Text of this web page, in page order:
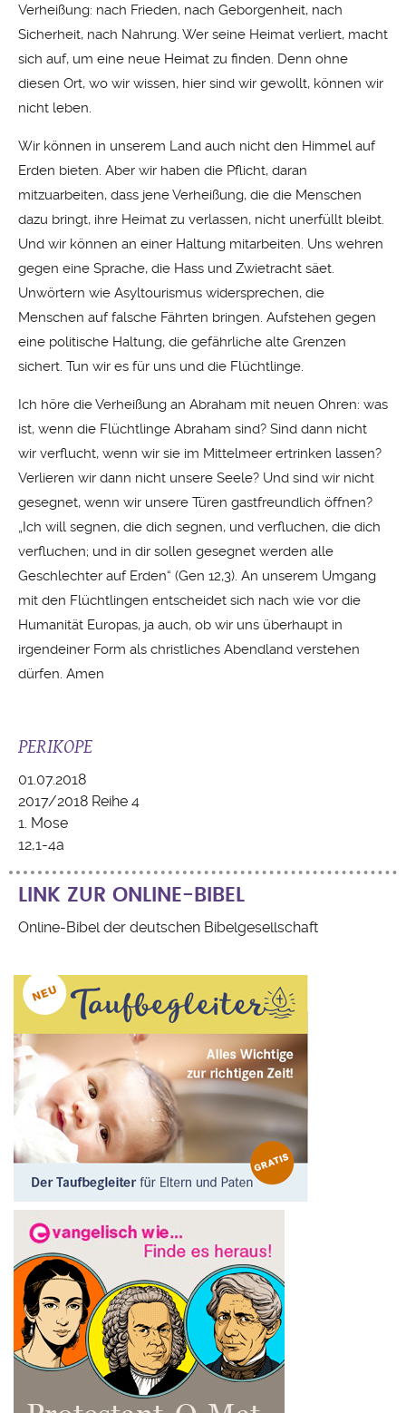
Verheißung: nach Frieden, nach Geborgenheit, nach
Sicherheit, nach Nahrung. Wer seine Heimat verliert, macht
sich auf, um eine neue Heimat zu finden. Denn ohne
diesen Ort, wo wir wissen, hier sind wir gewollt, können wir
nicht leben.
Wir können in unserem Land auch nicht den Himmel auf
Erden bieten. Aber wir haben die Pflicht, daran
mitzuarbeiten, dass jene Verheißung, die die Menschen
dazu bringt, ihre Heimat zu verlassen, nicht unerfüllt bleibt.
Und wir können an einer Haltung mitarbeiten. Uns wehren
gegen eine Sprache, die Hass und Zwietracht säet.
Unwörtern wie Asyltourismus widersprechen, die
Menschen auf falsche Fährten bringen. Aufstehen gegen
eine politische Haltung, die gefährliche alte Grenzen
sichert. Tun wir es für uns und die Flüchtlinge.
Ich höre die Verheißung an Abraham mit neuen Ohren: was
ist, wenn die Flüchtlinge Abraham sind? Sind dann nicht
wir verflucht, wenn wir sie im Mittelmeer ertrinken lassen?
Verlieren wir dann nicht unsere Seele? Und sind wir nicht
gesegnet, wenn wir unsere Türen gastfreundlich öffnen?
„Ich will segnen, die dich segnen, und verfluchen, die dich
verfluchen; und in dir sollen gesegnet werden alle
Geschlechter auf Erden“ (Gen 12,3). An unserem Umgang
mit den Flüchtlingen entscheidet sich nach wie vor die
Humanität Europas, ja auch, ob wir uns überhaupt in
irgendeiner Form als christliches Abendland verstehen
dürfen. Amen
PERIKOPE
01.07.2018
2017/2018 Reihe 4
1. Mose
12,1-4a
LINK ZUR ONLINE-BIBEL
Online-Bibel der deutschen Bibelgesellschaft